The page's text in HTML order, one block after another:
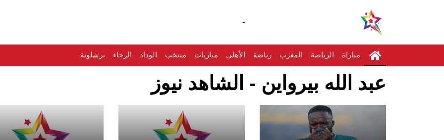
-
مباراة الرياضة المغرب رياضة الأهلي مباريات منتخب الوداد الرجاء برشلونة
عبد الله بيرواين - الشاهد نيوز